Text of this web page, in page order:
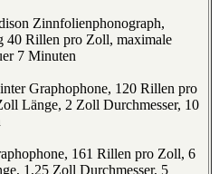
Zinnfolienphonograph,
40 Rillen pro Zoll, maximale
7 Minuten
Graphophone, 120 Rillen pro
Länge, 2 Zoll Durchmesser, 10
161 Rillen pro Zoll, 6
1,25 Zoll Durchmesser, 5